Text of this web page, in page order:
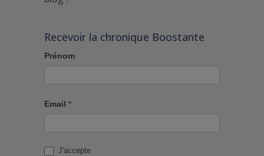
Recevoir la chronique Boostante
Prénom
Email *
J'accepte